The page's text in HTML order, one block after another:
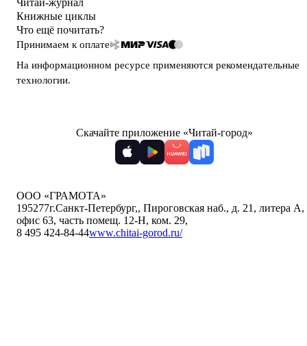
Читай-журнал
Книжные циклы
Что ещё почитать?
Принимаем к оплате
На информационном ресурсе применяются рекомендательные
технологии.
Скачайте приложение «Читай-город»
ООО «ГРАМОТА»
195277г.Санкт-Петербург,, Пироговская наб., д. 21, литера А,
офис 63, часть помещ. 12-Н, ком. 29,
8 495 424-84-44www.chitai-gorod.ru/